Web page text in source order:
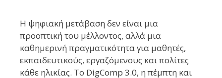
Η ψηφιακή μετάβαση δεν είναι μια
προοπτική του μέλλοντος, αλλά μια
καθημερινή πραγματικότητα για μαθητές,
εκπαιδευτικούς, εργαζόμενους και πολίτες
κάθε ηλικίας. Το DigComp 3.0, η πέμπτη και